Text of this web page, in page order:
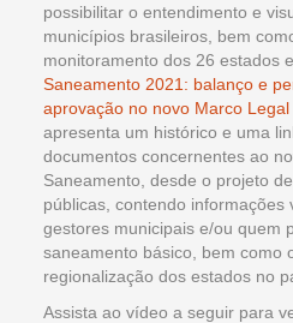
possibilitar o entendimento e
municípios brasileiros, bem
monitoramento dos 26 estados
Saneamento 2021: balanço e
aprovação no novo Marco
apresenta um histórico e uma
documentos concernentes ao
Saneamento, desde o projeto
públicas, contendo informações
gestores municipais e/ou quem
saneamento básico, bem como
regionalização dos estados no
Assista ao vídeo a seguir para